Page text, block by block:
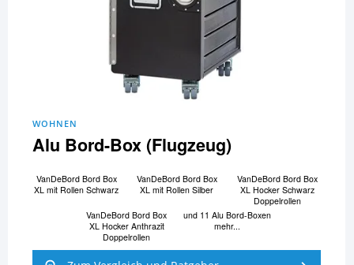
WOHNEN
Alu Bord-Box (Flugzeug)
VanDeBord Bord Box
XL mit Rollen Schwarz
VanDeBord Bord Box
XL mit Rollen Silber
VanDeBord Bord Box
XL Hocker Schwarz
Doppelrollen
VanDeBord Bord Box
XL Hocker Anthrazit
Doppelrollen
und 11 Alu Bord-Boxen
mehr...